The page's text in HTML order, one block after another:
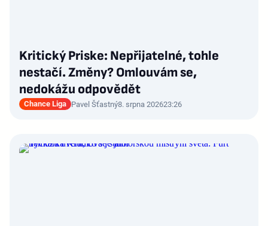
Kritický Priske: Nepřijatelné, tohle
nestačí. Změny? Omlouvám se,
nedokážu odpovědět
Chance Liga Pavel Šťastný8. srpna 202623:26